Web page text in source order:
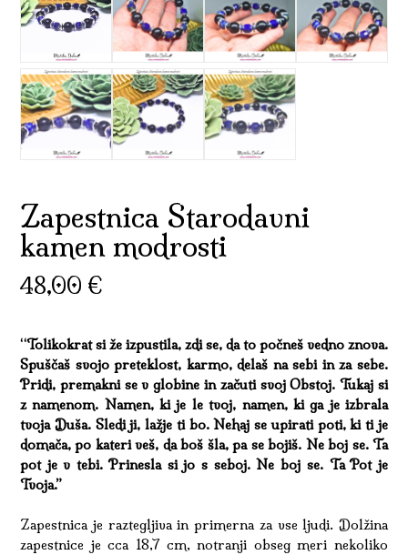
Zapestnica Starodavni
kamen modrosti
48,00 €
“Tolikokrat si že izpustila, zdi se, da to počneš vedno znova.
Spuščaš svojo preteklost, karmo, delaš na sebi in za sebe.
Pridi, premakni se v globine in začuti svoj Obstoj. Tukaj si
z namenom. Namen, ki je le tvoj, namen, ki ga je izbrala
tvoja Duša. Sledi ji, lažje ti bo. Nehaj se upirati poti, ki ti je
domača, po kateri veš, da boš šla, pa se bojiš. Ne boj se. Ta
pot je v tebi. Prinesla si jo s seboj. Ne boj se. Ta Pot je
Tvoja.”
Zapestnica je raztegljiva in primerna za vse ljudi. Dolžina
zapestnice je cca 18,7 cm, notranji obseg meri nekoliko